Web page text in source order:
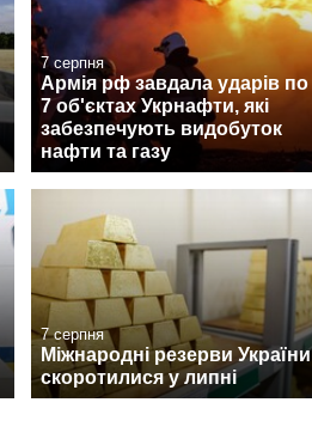
7 серпня
Армія рф завдала ударів по
7 об'єктах Укрнафти, які
забезпечують видобуток
нафти та газу
7 серпня
Міжнародні резерви України
скоротилися у липні